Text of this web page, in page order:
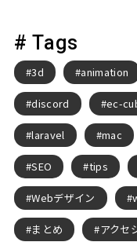
# Tags
3d animation
discord ec-
laravel mac
SEO tips
Webデザイン
まとめ アクセ